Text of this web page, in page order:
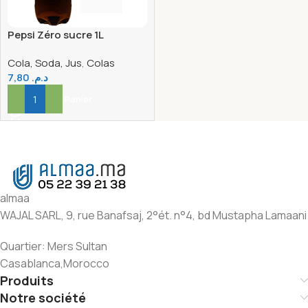
Pepsi Zéro sucre 1L
Cola, Soda, Jus, Colas
د.م.
Ajouter Au Panier
almaa
WAJAL SARL, 9, rue Banafsaj, 2°ét. n°4, bd Mustapha Lamaani
Quartier: Mers Sultan
Casablanca,Morocco
Produits
Notre société